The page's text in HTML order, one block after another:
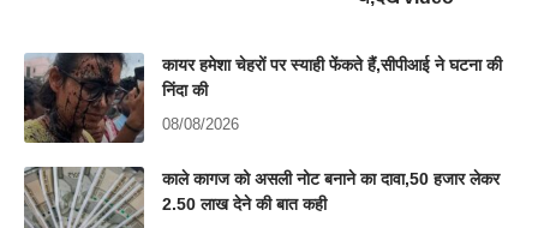
कायर हमेशा चेहरों पर स्याही फेंकते हैं,सीपीआई ने घटना की
निंदा की
08/08/2026
काले कागज को असली नोट बनाने का दावा,50 हजार लेकर
2.50 लाख देने की बात कही